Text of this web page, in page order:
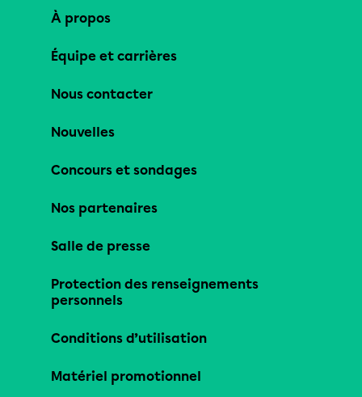
À propos
Équipe et carrières
Nous contacter
Nouvelles
Concours et sondages
Nos partenaires
Salle de presse
Protection des renseignements
personnels
Conditions d’utilisation
Matériel promotionnel